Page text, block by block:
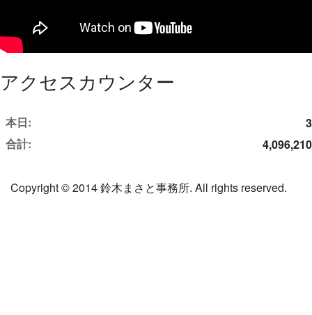
アクセスカウンター
本日:
3
合計:
4,096,210
Copyright © 2014 鈴木まさと事務所. All rights reserved.